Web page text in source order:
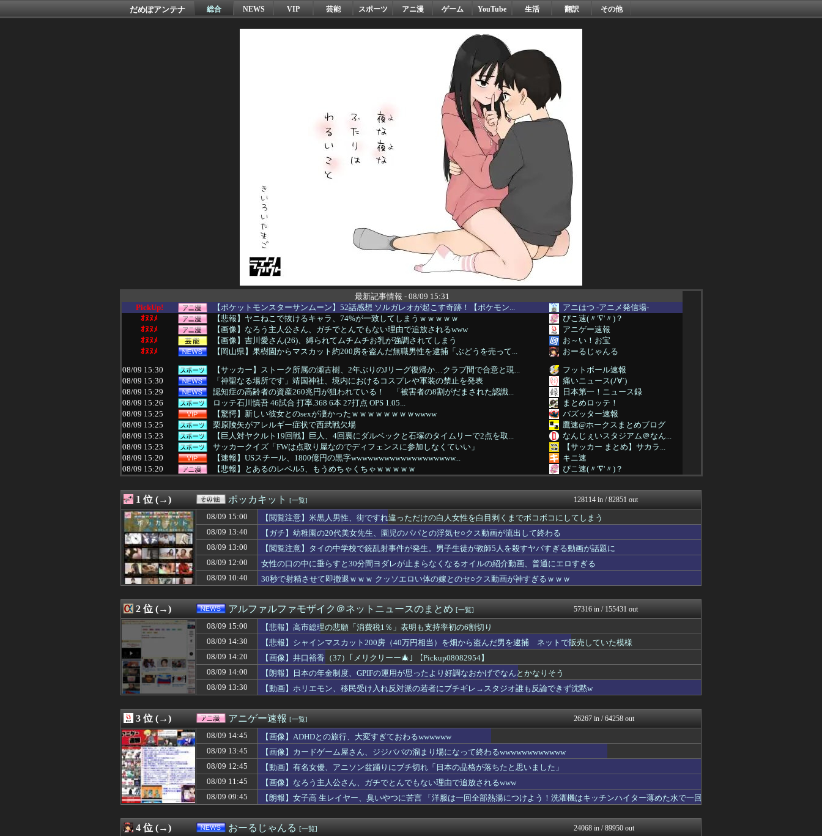
だめぽアンテナ 総合 NEWS VIP 芸能 スポーツ アニ漫 ゲーム YouTube 生活 翻訳 その他
最新記事情報 - 08/09 15:31
PickUp!
【ポケットモンスターサンムーン】52話感想 ソルガレオが起こす奇跡！【ポケモン...
アニはつ -アニメ発信場-
ｵﾇﾇﾒ
【悲報】ヤニねこで抜けるキャラ、74%が一致してしまうｗｗｗｗｗ
ぴこ速(〃'∇'〃)？
ｵﾇﾇﾒ
【画像】なろう主人公さん、ガチでとんでもない理由で追放されるwww
アニゲー速報
ｵﾇﾇﾒ
【画像】吉川愛さん(26)、縛られてムチムチお乳が強調されてしまう
お～い！お宝
ｵﾇﾇﾒ
【岡山県】果樹園からマスカット約200房を盗んだ無職男性を逮捕「ぶどうを売って...
おーるじゃんる
08/09 15:30
【サッカー】ストーク所属の瀬古樹、2年ぶりのJリーグ復帰か…クラブ間で合意と現...
フットボール速報
08/09 15:30
「神聖なる場所です」靖国神社、境内におけるコスプレや軍装の禁止を発表
痛いニュース(ﾉ∀`)
08/09 15:29
認知症の高齢者の資産260兆円が狙われている！ 「被害者の8割がだまされた認識...
日本第一！ニュース録
08/09 15:26
ロッテ石川慎吾 46試合 打率.368 6本 27打点 OPS 1.05...
まとめロッテ！
08/09 15:25
【驚愕】新しい彼女とのsexが凄かったｗｗｗｗｗｗｗｗwwww
バズッター速報
08/09 15:25
栗原陵矢がアレルギー症状で西武戦欠場
鷹速@ホークスまとめブログ
08/09 15:23
【巨人対ヤクルト19回戦】巨人、4回裏にダルベックと石塚のタイムリーで2点を取...
なんじぇいスタジアム＠なん...
08/09 15:23
サッカークイズ「FWは点取り屋なのでディフェンスに参加しなくていい」
【サッカー まとめ】サカラ...
08/09 15:20
【速報】USスチール、1800億円の黒字wwwwwwwwwwwwwwwwwww...
キニ速
08/09 15:20
【悲報】とあるのレベル5、もうめちゃくちゃｗｗｗｗｗ
ぴこ速(〃'∇'〃)？
08/09 15:19
中国の三峡ダムが全開放流を実施…長江流域で深刻な洪水被害！
軍事・ミリタリー速報☆彡
08/09 15:16
日本で8月8日に婚姻届けを出すカップルが急増！←「面白い記念になる」（海外の反...
海外さんいらっしゃい 海外...
08/09 15:15
体を折りたたんで乗り込む、地面すれすれのスポーツカー「速いのか？いいえ。広いの...
QQQ(海外の反応)
08/09 15:15
高齢処女の彼女(27)の初めてを頂いたからwww
まとめCUP
08/09 15:14
【悲報】折りたたみスマホ買ったのに届かない(´；ω；｀)
08/09 15:13
【驚愕】「そうめん」の凄い事に気付いたｗｗｗｗ「そうめん」のつゆに入れると美味...
デジタルニューススレッド
08/09 15:12
「忍者戦隊カクレンジャー」とかいう元祖忍者戦隊
ヒーローNEWS
08/09 15:12
【速報】日本人達、ようやく気づいた模様・・・・・
NEWSまとめもりー｜2c...
08/09 15:12
結婚相談所で出会った嫁(36)が結婚後『子供をつくる気が起きない』と言い出した...
浮気ちゃんねる
08/09 15:10
【動画】素人ボインJKさん、水着で爆乳を見せつけてしまうｗｗｗwｗｗｗｗｗｗｗ...
なんJミュージアム
08/09 15:10
【朗報】日本の年金制度、GPIFの運用が思ったより好調なおかげでなんとかなりそ...
おーるじゃんる
08/09 15:09
【やばいケーキ】葛葉から叶へ贈るクセ強バースデーソング：甘いよりは美味いヤヴァ...
08/09 15:09
悲報 職場に鬱がおるんやが
資格ちゃんねる
08/09 15:09
反核団体の代表を務める爺さん、「核を持たないで日本を守れますか」と中学生に詰問...
U-1 NEWS.
08/09 15:09
DVが当たり前だった父は母と別居したとたん憑き物が落ちたみたいに落ち着いた
08/09 15:08
秋田県職員、ラブホテルから記者会見していたことが発覚（※画像・動画あり）
ラビット速報
08/09 15:08
【巨人対ヤクルト19回戦】ヤクルト、4回表1アウト二三塁からモンテルの犠牲フラ...
なんじぇいスタジアム＠なん...
08/09 15:06
62歳のウトと28歳のコトメ用にベッドを2台並べられるか業者に聞いたら「失礼し...
修羅場ライフ速報
08/09 15:05
今更「トリコ」読み始めたんだけど、見た目に反して小松すごいヤツじゃない？？
最強ジャンプ放送局
08/09 15:05
【朗報】プールの中でコンセントを使う方法、発見されるｗｗｗｗ
わんこーる速報！
08/09 15:05
EVって中国のせいで完全に終わったよな
08/09 15:05
【画像】本田望結さん、浴衣姿のお○ぱいがコチラｗｗｗｗｗｗｗ
女子アナお宝画像速報－5c...
08/09 15:05
【悲報】火垂るの墓を見た小学生「おばさんがいじわる」←これ！
不思議.net - 5ch...
08/09 15:04
【転売対策】『ポケモンカード』バンダイのカードゲームも転売対策にマイナンバー導...
08/09 15:04
【画像】謎のおっさん、女性声優に囲まれてデレデレになる
おたくみくす 声優まとめ
08/09 15:03
エアコンのクリーニングしてないやつ
はーとログ
08/09 15:03
【遊戯王】Fカップで「リシド」12連戦になってワロタ
遊戯王マスターデュエルまと...
08/09 15:02
【画像】空港検疫職員さん、くそかわいいｗｗｗｗ
いたしん！
08/09 15:01
【熊本地震】車中泊避難して留守の家からエアコン室外機盗む 警察に「室外機が盗ま...
痛いニュース(ﾉ∀`)
1 位 (→) ポッカキット [一覧] 128114 in / 82851 out
08/09 15:00
【閲覧注意】米黒人男性、街ですれ違っただけの白人女性を白目剥くまでボコボコにしてしまう
08/09 13:40
【ガチ】幼稚園の20代美女先生、園児のパパとの浮気セ○クス動画が流出して終わる
08/09 13:00
【閲覧注意】タイの中学校で銃乱射事件が発生。男子生徒が教師5人を殺すヤバすぎる動画が話題に
08/09 12:00
女性の口の中に垂らすと30分間ヨダレが止まらなくなるオイルの紹介動画、普通にエロすぎる
08/09 10:40
30秒で射精させて即撤退ｗｗｗ クッソエロい体の嫁とのセ○クス動画が神すぎるｗｗｗ
2 位 (→) アルファルファモザイク＠ネットニュースのまとめ [一覧] 57316 in / 155431 out
08/09 15:00
【悲報】高市総理の悲願「消費税1％」表明も支持率初の6割切り
08/09 14:30
【悲報】シャインマスカット200房（40万円相当）を畑から盗んだ男を逮捕 ネットで販売していた模様
08/09 14:20
【画像】井口裕香（37）｢メリクリーー🎄｣ 【Pickup08082954】
08/09 14:00
【朗報】日本の年金制度、GPIFの運用が思ったより好調なおかげでなんとかなりそう
08/09 13:30
【動画】ホリエモン、移民受け入れ反対派の若者にブチギレ→スタジオ誰も反論できず沈黙w
3 位 (→) アニゲー速報 [一覧] 26267 in / 64258 out
08/09 14:45
【画像】ADHDとの旅行、大変すぎておわるwwwwww
08/09 13:45
【画像】カードゲーム屋さん、ジジババの溜まり場になって終わるwwwwwwwwwwww
08/09 12:45
【動画】有名女優、アニソン盆踊りにブチ切れ「日本の品格が落ちたと思いました」
08/09 11:45
【画像】なろう主人公さん、ガチでとんでもない理由で追放されるwww
08/09 09:45
【朗報】女子高 生レイヤー、臭いやつに苦言 「洋服は一回全部熱湯につけよう！洗濯機はキッチンハイター薄めた水で一回
4 位 (→) おーるじゃんる [一覧] 24068 in / 89950 out